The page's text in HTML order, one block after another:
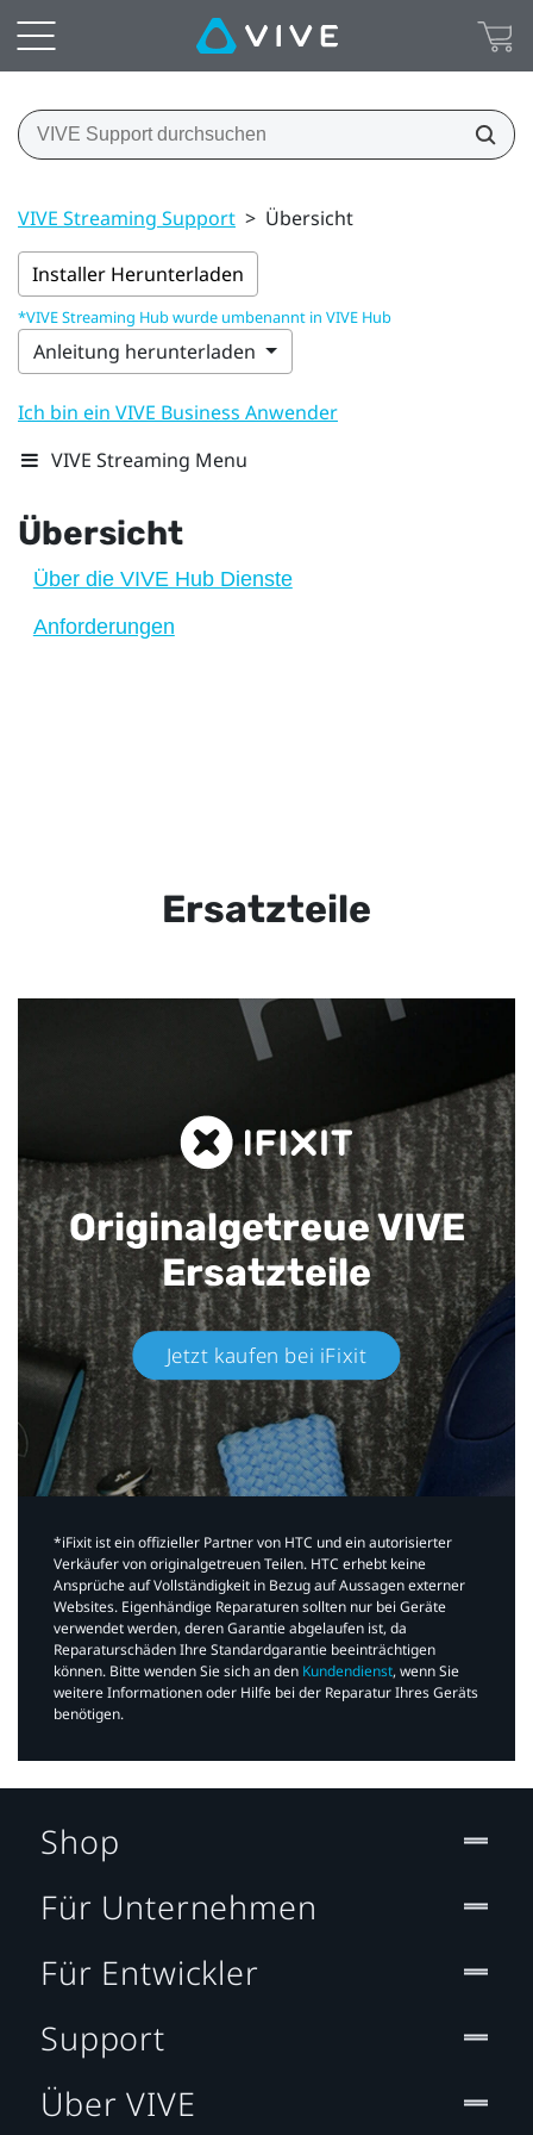
VIVE Streaming Support > Übersicht
Installer Herunterladen
*VIVE Streaming Hub wurde umbenannt in VIVE Hub
Anleitung herunterladen
Ich bin ein VIVE Business Anwender
VIVE Streaming Menu
Übersicht
Über die VIVE Hub Dienste
Anforderungen
Ersatzteile
Originalgetreue VIVE
Ersatzteile
Jetzt kaufen bei iFixit​
*iFixit ist ein offizieller Partner von HTC und ein autorisierter
Verkäufer von originalgetreuen Teilen. HTC erhebt keine
Ansprüche auf Vollständigkeit in Bezug auf Aussagen externer
Websites. Eigenhändige Reparaturen sollten nur bei Geräte
verwendet werden, deren Garantie abgelaufen ist, da
Reparaturschäden Ihre Standardgarantie beeinträchtigen
können. Bitte wenden Sie sich an den Kundendienst, wenn Sie
weitere Informationen oder Hilfe bei der Reparatur Ihres Geräts
benötigen.​
Shop
Für Unternehmen
Für Entwickler
Support
Über VIVE